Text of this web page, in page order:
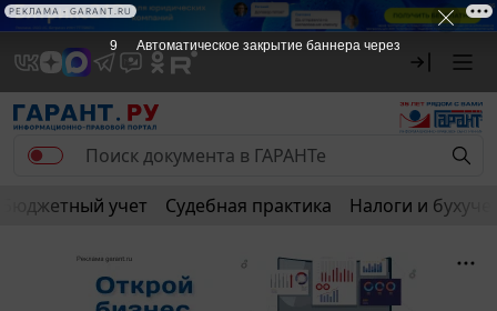
Бюджетный учет Судебная практика Налоги и
9 Автоматическое закрытие баннера через
РЕКЛАМА • GARANT.RU